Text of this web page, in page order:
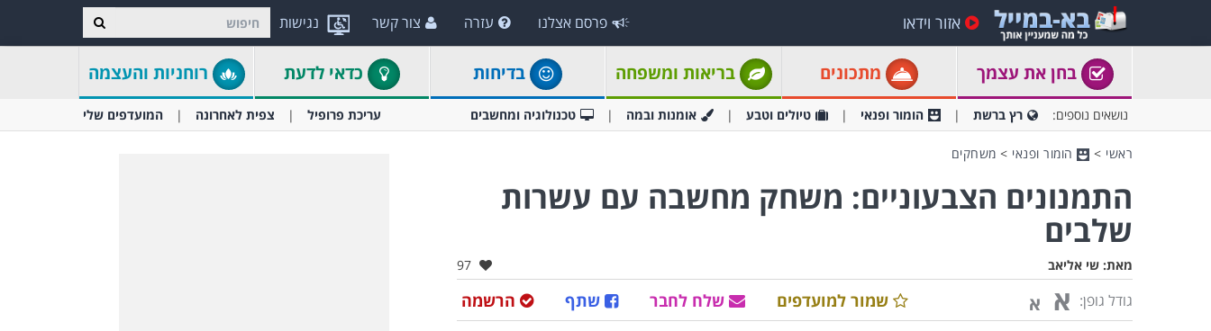
נגישות אזור וידאו פרסם אצלנו עזרה צור קשר
בחן את עצמך מתכונים בריאות ומשפחה בדיחות כדאי לדעת רוחניות והעצמה
נושאים נוספים: רץ ברשת הומור ופנאי טיולים וטבע אומנות ובמה טכנולוגיה ומחשבים עריכת פרופיל צפית לאחרונה המועדפים שלי
ראשי > הומור ופנאי > משחקים
התמנונים הצבעוניים: משחק מחשבה עם עשרות
שלבים
מאת: שי אליאב אהבו:
97
גודל גופן: א א הרשמה שתף שלח לחבר שמור למועדפים